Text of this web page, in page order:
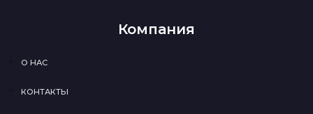
Компания
О НАС
КОНТАКТЫ